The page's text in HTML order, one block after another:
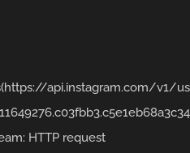
api.instagram.com/v1/
HTTP request